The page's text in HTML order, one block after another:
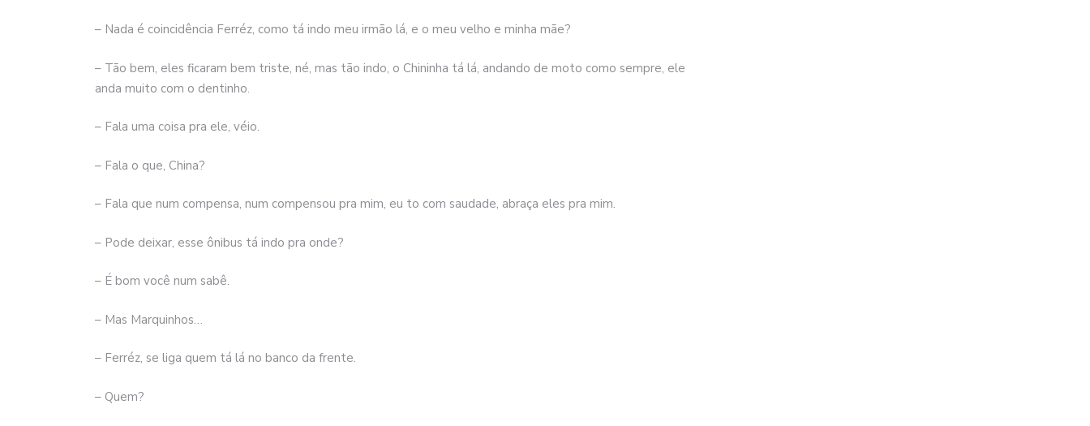
– Nada é coincidência Ferréz, como tá indo meu irmão lá, e o meu velho e minha mãe?
– Tão bem, eles ficaram bem triste, né, mas tão indo, o Chininha tá lá, andando de moto como sempre, ele
anda muito com o dentinho.
– Fala uma coisa pra ele, véio.
– Fala o que, China?
– Fala que num compensa, num compensou pra mim, eu to com saudade, abraça eles pra mim.
– Pode deixar, esse ônibus tá indo pra onde?
– É bom você num sabê.
– Mas Marquinhos…
– Ferréz, se liga quem tá lá no banco da frente.
– Quem?